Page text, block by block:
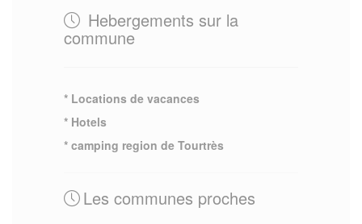
Hebergements sur la
commune
* Locations de vacances
* Hotels
* camping region de Tourtrès
Les communes proches